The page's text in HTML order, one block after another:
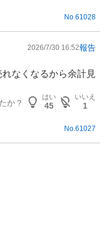
No.61028
2026/7/30 16:52報告
なくなるから余計見
か？
はい
45
いいえ
1
No. 61027